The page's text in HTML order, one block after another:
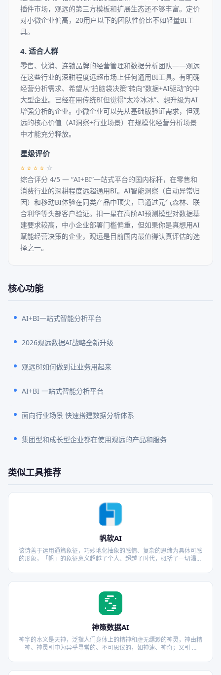
插件市场，观远的第三方模板和扩展生态还不够丰富。定价
对小微企业偏高，20用户以下的团队性价比不如轻量BI工
具。
4. 适合人群
零售、快消、连锁品牌的经营管理和数据分析团队——观远
在这些行业的深耕程度远超市场上任何通用BI工具。有明确
经营分析需求、希望从“拍脑袋决策”转向“数据+AI驱动”的中
大型企业。已经在用传统BI但觉得“太冷冰冰”、想升级为AI
增强分析的企业。小微企业可以先从基础版验证需求，但观
远的核心价值（AI洞察+行业场景）在规模化经营分析场景
中才能充分释放。
星级评价
⭐ ⭐ ⭐ ⭐ ☆
综合评分 4/5 — “AI+BI”一站式平台的国内标杆，在零售和
消费行业的深耕程度远超通用BI。AI智能洞察（自动异常归
因）和移动BI体验在同类产品中顶尖，已通过元气森林、联
合利华等头部客户验证。扣一星在高阶AI预测模型对数据基
建要求较高，中小企业部署门槛偏重，但如果你是真想用AI
赋能经营决策的企业，观远是目前国内最值得认真评估的选
择之一。
核心功能
AI+BI一站式智能分析平台
2026观远数据AI战略全新升级
观远BI如何做到让业务用起来
AI+BI 一站式智能分析平台
面向行业场景 快速搭建数据分析体系
集团型和成长型企业都在使用观远的产品和服务
类似工具推荐
帆软AI
该诗善于运用通篇象征，巧妙地化抽象的感情、复杂的思绪为具体可感
的形象，「帆」的象征意义超越了个人、超越了时代，概括了一切渴望
神策数据AI
神字的本义是天神，泛指人们身体上的精神和虚无缥渺的神灵，神由精
神、神灵引申为异乎寻常的、不可思议的，如神速、神奇；又引 …